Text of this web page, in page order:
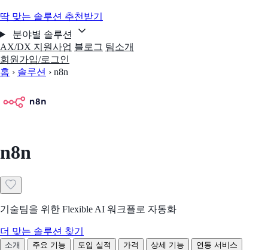
딱 맞는 솔루션 추천받기
분야별 솔루션
AX/DX 지원사업 블로그 팀소개
회원가입/로그인
홈 › 솔루션 › n8n
n8n
기술팀을 위한 Flexible AI 워크플로 자동화
더 맞는 솔루션 찾기
소개 주요 기능 도입 실적 가격 상세 기능
연동 서비스